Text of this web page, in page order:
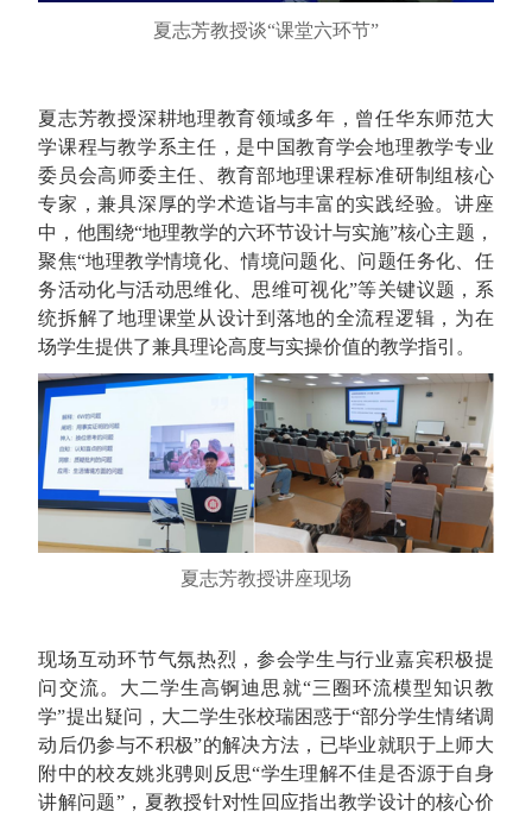
夏志芳教授谈“课堂六环节”
夏志芳教授深耕地理教育领域多年，曾任华东师范大
学课程与教学系主任，是中国教育学会地理教学专业
委员会高师委主任、教育部地理课程标准研制组核心
专家，兼具深厚的学术造诣与丰富的实践经验。讲座
中，他围绕“地理教学的六环节设计与实施”核心主题，
聚焦“地理教学情境化、情境问题化、问题任务化、任
务活动化与活动思维化、思维可视化”等关键议题，系
统拆解了地理课堂从设计到落地的全流程逻辑，为在
场学生提供了兼具理论高度与实操价值的教学指引。
夏志芳教授讲座现场
现场互动环节气氛热烈，参会学生与行业嘉宾积极提
问交流。大二学生高锕迪思就“三圈环流模型知识教
学”提出疑问，大二学生张校瑞困惑于“部分学生情绪调
动后仍参与不积极”的解决方法，已毕业就职于上师大
附中的校友姚兆骋则反思“学生理解不佳是否源于自身
讲解问题”，夏教授针对性回应指出教学设计的核心价